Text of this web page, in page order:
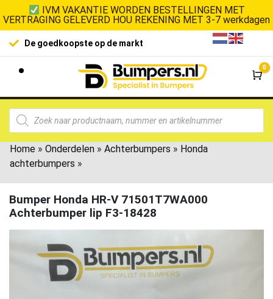
IVM VAKANTIE WORDEN BESTELLINGEN MET
VERTRAGING GELEVERD HOU REKENING MET 3-7 werkdagen
De goedkoopste op de markt
0
Home » Onderdelen » Achterbumpers » Honda
achterbumpers »
Bumper Honda HR-V 71501T7WA000
Achterbumper lip F3-18428